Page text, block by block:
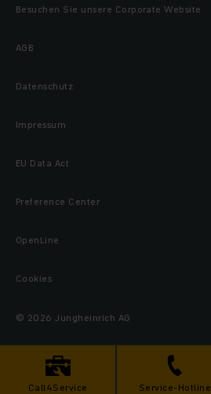
Call4Service Service-Hotline
Besuchen Sie unsere Corporate Website
AGB
Datenschutz
Impressum
EU Data Act
Preference Center
OpenLine
Cookies
© 2026 Jungheinrich AG